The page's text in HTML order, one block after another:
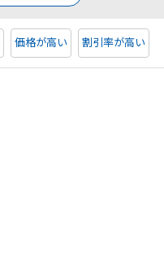
価格が高い 割引率が高い